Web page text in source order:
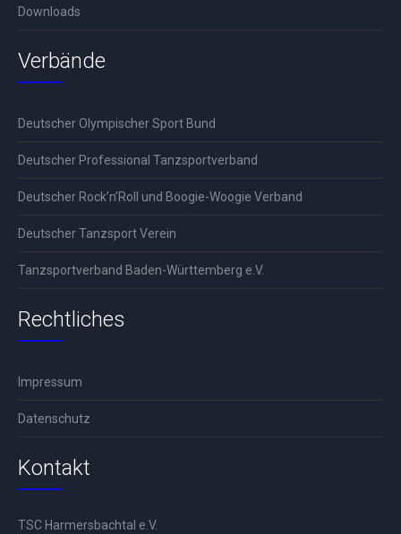
Downloads
Verbände
Deutscher Olympischer Sport Bund
Deutscher Professional Tanzsportverband
Deutscher Rock’n’Roll und Boogie-Woogie Verband
Deutscher Tanzsport Verein
Tanzsportverband Baden-Württemberg e.V.
Rechtliches
Impressum
Datenschutz
Kontakt
TSC Harmersbachtal e.V.